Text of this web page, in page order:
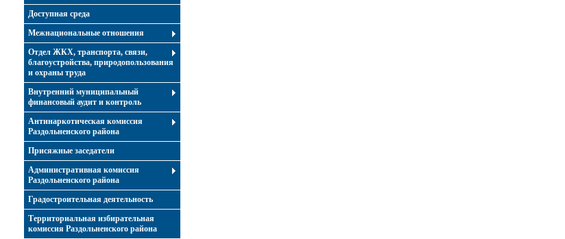
Доступная среда
Межнациональные отношения
Отдел ЖКХ, транспорта, связи,
благоустройства, природопользования
и охраны труда
Внутренний муниципальный
финансовый аудит и контроль
Антинаркотическая комиссия
Раздольненского района
Присяжные заседатели
Административная комиссия
Раздольненского района
Градостроительная деятельность
Территориальная избирательная
комиссия Раздольненского района